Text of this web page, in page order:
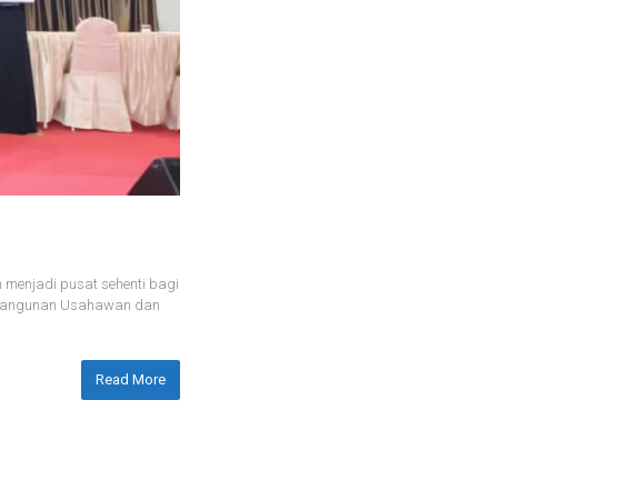
menjadi pusat sehenti bagi
Usahawan dan
Read More